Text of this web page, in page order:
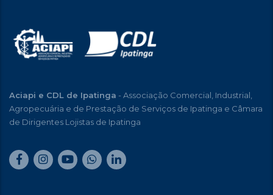
Aciapi e CDL de Ipatinga - Associação Comercial, Industrial,
Agropecuária e de Prestação de Serviços de Ipatinga e Câmara
de Dirigentes Lojistas de Ipatinga